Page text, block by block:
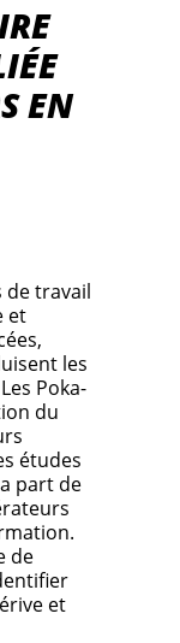
EN
de travail
et
les
Poka-
du
études
part de
de
et